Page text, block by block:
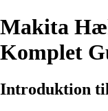
Makita
Komplet
Introduktion